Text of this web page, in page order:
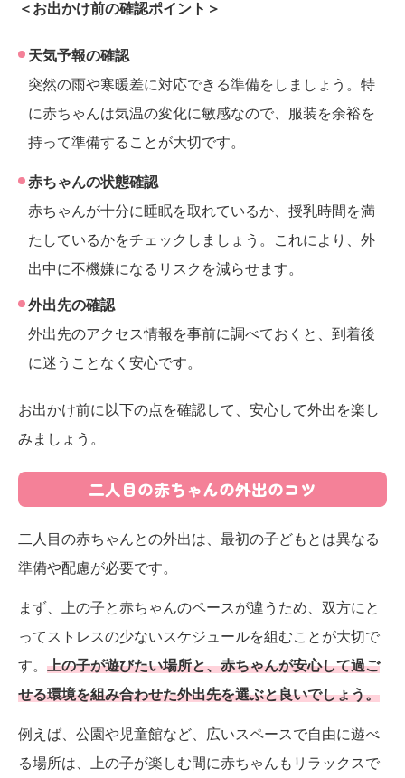
＜お出かけ前の確認ポイント＞
天気予報の確認
突然の雨や寒暖差に対応できる準備をしましょう。特
に赤ちゃんは気温の変化に敏感なので、服装を余裕を
持って準備することが大切です。
赤ちゃんの状態確認
赤ちゃんが十分に睡眠を取れているか、授乳時間を満
たしているかをチェックしましょう。これにより、外
出中に不機嫌になるリスクを減らせます。
外出先の確認
外出先のアクセス情報を事前に調べておくと、到着後
に迷うことなく安心です。
お出かけ前に以下の点を確認して、安心して外出を楽し
みましょう。
二人目の赤ちゃんの外出のコツ
二人目の赤ちゃんとの外出は、最初の子どもとは異なる
準備や配慮が必要です。
まず、上の子と赤ちゃんのペースが違うため、双方にと
ってストレスの少ないスケジュールを組むことが大切で
す。 上の子が遊びたい場所と、赤ちゃんが安心して過ご
せる環境を組み合わせた外出先を選ぶと良いでしょう。
例えば、公園や児童館など、広いスペースで自由に遊べ
る場所は、上の子が楽しむ間に赤ちゃんもリラックスで